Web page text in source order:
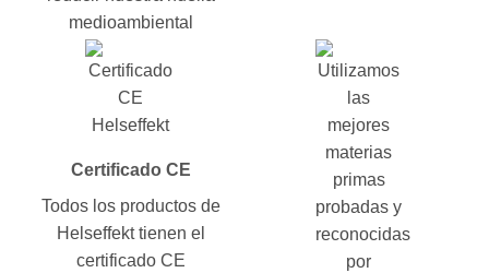
medioambiental
Certificado CE
Todos los productos de
Helseffekt tienen el
certificado CE